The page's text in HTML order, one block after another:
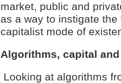
market, public and
as a way to instigate
capitalist mode of
Algorithms, capital
Looking at algorithms